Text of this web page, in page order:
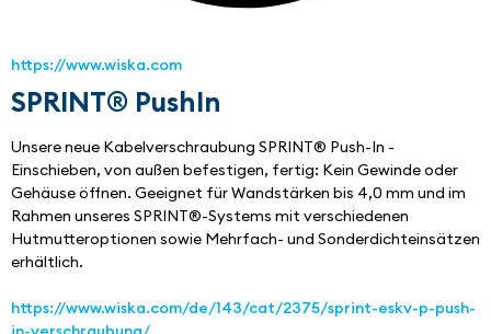
https://www.wiska.com
SPRINT® PushIn
Unsere neue Kabelverschraubung SPRINT® Push-In -
Einschieben, von außen befestigen, fertig: Kein Gewinde oder
Gehäuse öffnen. Geeignet für Wandstärken bis 4,0 mm und im
Rahmen unseres SPRINT®-Systems mit verschiedenen
Hutmutteroptionen sowie Mehrfach- und Sonderdichteinsätzen
erhältlich.
https://www.wiska.com/de/143/cat/2375/sprint-eskv-p-push-